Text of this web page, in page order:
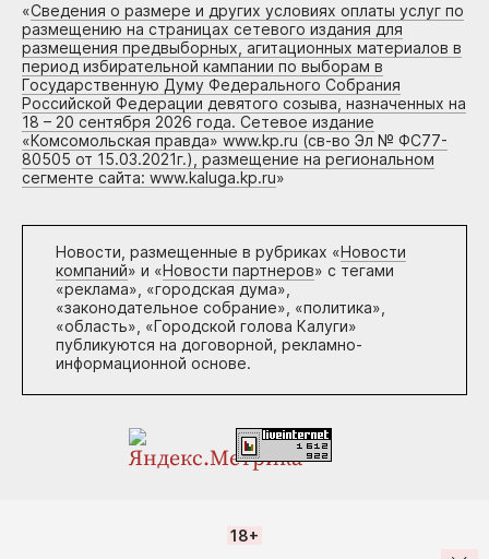
«Сведения о размере и других условиях оплаты услуг по
размещению на страницах сетевого издания для
размещения предвыборных, агитационных материалов в
период избирательной кампании по выборам в
Государственную Думу Федерального Собрания
Российской Федерации девятого созыва, назначенных на
18 – 20 сентября 2026 года. Сетевое издание
«Комсомольская правда» www.kp.ru (св-во Эл № ФС77-
80505 от 15.03.2021г.), размещение на региональном
сегменте сайта: www.kaluga.kp.ru»
Новости, размещенные в рубриках «Новости
компаний» и «Новости партнеров» с тегами
«реклама», «городская дума»,
«законодательное собрание», «политика»,
«область», «Городской голова Калуги»
публикуются на договорной, рекламно-
информационной основе.
18+